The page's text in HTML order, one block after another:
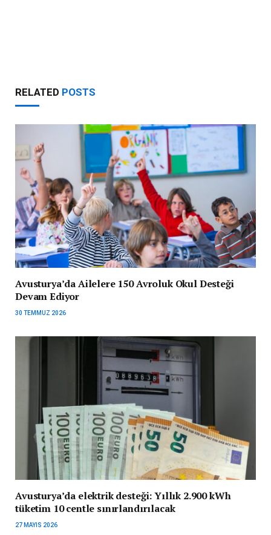
RELATED POSTS
Avusturya’da Ailelere 150 Avroluk Okul Desteği
Devam Ediyor
30 TEMMUZ 2026
Avusturya’da elektrik desteği: Yıllık 2.900 kWh
tüketim 10 centle sınırlandırılacak
27 MAYIS 2026